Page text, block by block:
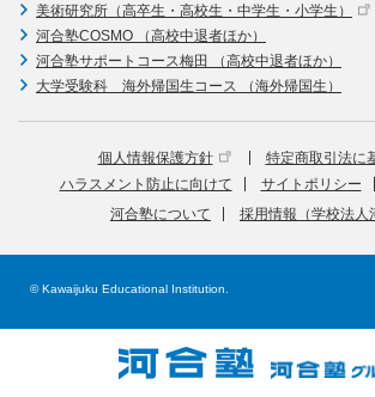
美術研究所（高卒生・高校生・中学生・小学生）
河合塾COSMO （高校中退者ほか）
河合塾サポートコース梅田 （高校中退者ほか）
大学受験科 海外帰国生コース （海外帰国生）
個人情報保護方針
特定商取引法に
ハラスメント防止に向けて
サイトポリシー
河合塾について
採用情報（学校法人
© Kawaijuku Educational Institution.